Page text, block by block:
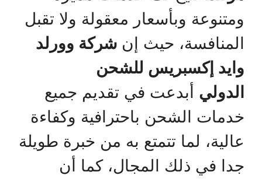
ومتنوعة وبأسعار معقولة ولا تقبل
المنافسة، حيث إن شركة وورلد
وايد إكسبريس للشحن
الدولي أبدعت في تقديم جميع
خدمات الشحن باحترافية وكفاءة
عالية، لما تتمتع به من خبرة طويلة
جدا في ذلك المجال، كما أن